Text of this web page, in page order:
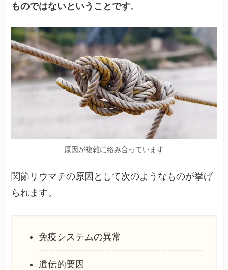
ものではないということです。
原因が複雑に絡み合っています
関節リウマチの原因として次のようなものが挙げ
られます。
免疫システムの異常
遺伝的要因